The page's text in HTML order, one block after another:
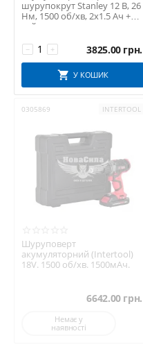
шурупокрут Stanley 12 В, 26
Нм, 1500 об/хв, 2х1.5 Ач +
кейс
+
− 3825.00 грн.
У КОШИК
0305869 INTERTOOL
Шуруповерт
акумуляторний (Intertool)
18V. 1500 об/хв. 1500мАч.
6642.00 грн.
Немає у
наявності